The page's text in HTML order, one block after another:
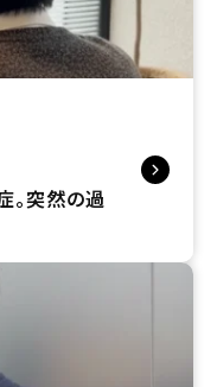
。突然の過